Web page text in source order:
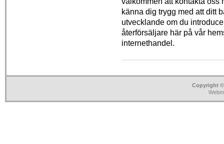
känna dig trygg med att ditt
utvecklande om du
återförsäljare här på vår
internethandel.
Copyright ©